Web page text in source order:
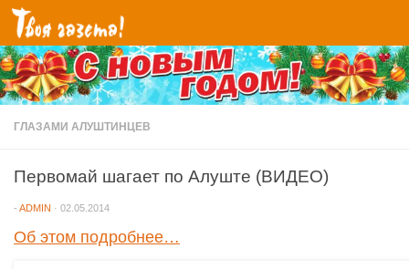
Перейти к содержимому
ГЛАЗАМИ АЛУШТИНЦЕВ
Первомай шагает по Алуште (ВИДЕО)
- ADMIN · 02.05.2014
Об этом подробнее…